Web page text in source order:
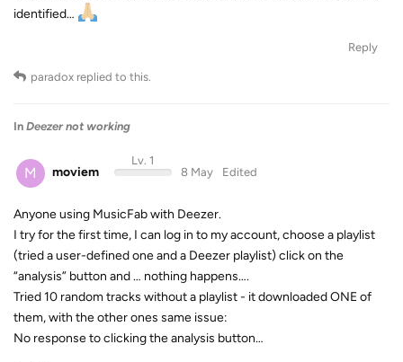
identified…
Reply
paradox replied to this.
In Deezer not working
M moviem
Lv. 1
8 May
Edited
Anyone using MusicFab with Deezer.
I try for the first time, I can log in to my account, choose a playlist
(tried a user-defined one and a Deezer playlist) click on the
“analysis” button and … nothing happens….
Tried 10 random tracks without a playlist - it downloaded ONE of
them, with the other ones same issue:
No response to clicking the analysis button…